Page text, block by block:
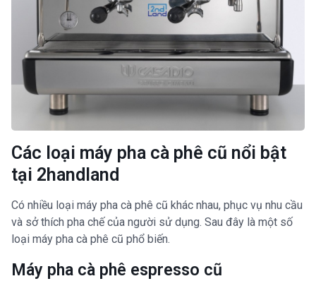
Các loại máy pha cà phê cũ nổi bật
tại 2handland
Có nhiều loại máy pha cà phê cũ khác nhau, phục vụ nhu cầu
và sở thích pha chế của người sử dụng. Sau đây là một số
loại máy pha cà phê cũ phổ biến.
Máy pha cà phê espresso cũ